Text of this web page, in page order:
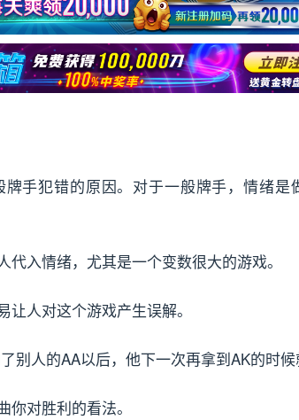
手犯错的原因。对于一般牌手，情绪是
入情绪，尤其是一个变数很大的游戏。
人对这个游戏产生误解。
别人的AA以后，他下一次再拿到AK的时候
对胜利的看法。